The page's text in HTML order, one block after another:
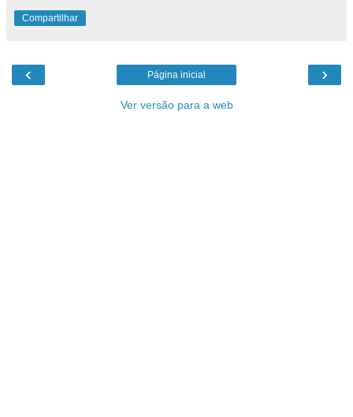
Compartilhar
‹ ›
Página inicial
Ver versão para a web